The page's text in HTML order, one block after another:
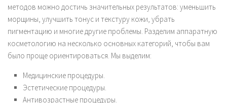
методов можно достичь значительных результатов: уменьшить
морщины, улучшить тонус и текстуру кожи, убрать
пигментацию и многие другие проблемы. Разделим аппаратную
косметологию на несколько основных категорий, чтобы вам
было проще ориентироваться. Мы выделим:
Медицинские процедуры.
Эстетические процедуры.
Антивозрастные процедуры.